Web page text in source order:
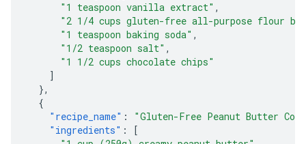
"1 teaspoon vanilla extract" ,
"2 1/4 cups gluten-free all-purpose flour
"1 teaspoon baking soda" ,
"1/2 teaspoon salt" ,
"1 1/2 cups chocolate chips"
]
},
{
"recipe_name" :
"Gluten-Free Peanut Butter
"ingredients" :
[